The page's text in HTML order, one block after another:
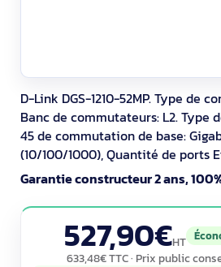
D-Link DGS-1210-52MP. Type de
Banc de commutateurs: L2. Type
45 de commutation de base:
(10/100/1000), Quantité de ports
commutation de base: 48, Nombre
installés: 4. Full duplex. Répertoire
Capacité de commutation: 104
réseau: IEEE 802.3, IEEE 802.3ab,
Garantie constructeur 2 ans,
527,90€HT
633,48€ TTC· Prix public